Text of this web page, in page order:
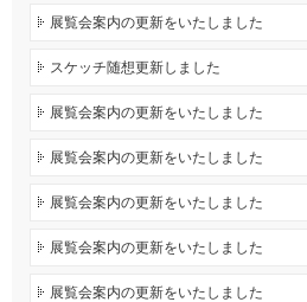
展覧会案内の更新をいたしました
スケッチ随想更新しました
展覧会案内の更新をいたしました
展覧会案内の更新をいたしました
展覧会案内の更新をいたしました
展覧会案内の更新をいたしました
展覧会案内の更新をいたしました